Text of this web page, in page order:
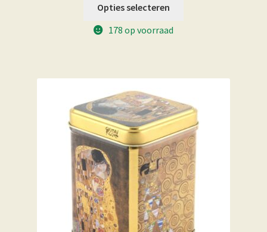
Opties selecteren
178 op voorraad